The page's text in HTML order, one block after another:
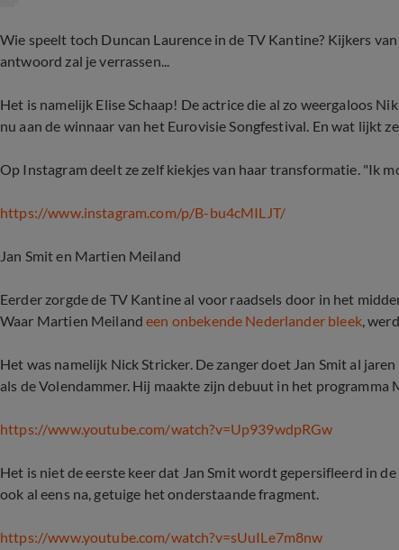
Wie speelt toch Duncan Laurence in de TV Kantine? Kijkers
antwoord zal je verrassen...
Het is namelijk Elise Schaap! De actrice die al zo weergaloos
nu aan de winnaar van het Eurovisie Songfestival. En wat lijkt
Op Instagram deelt ze zelf kiekjes van haar transformatie. "Ik
https://www.instagram.com/p/B-bu4cMILJT/
Jan Smit en Martien Meiland
Eerder zorgde de TV Kantine al voor raadsels door in het
Waar Martien Meilandeen onbekende Nederlander bleek,
Het was namelijk Nick Stricker. De zanger doet Jan Smit al
als de Volendammer. Hij maakte zijn debuut in het programma
https://www.youtube.com/watch?v=Up939wdpRGw
Het is niet de eerste keer dat Jan Smit wordt gepersifleerd in
ook al eens na, getuige het onderstaande fragment.
https://www.youtube.com/watch?v=sUuILe7m8nw